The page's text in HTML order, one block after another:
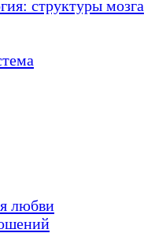
структуры мозга
любви